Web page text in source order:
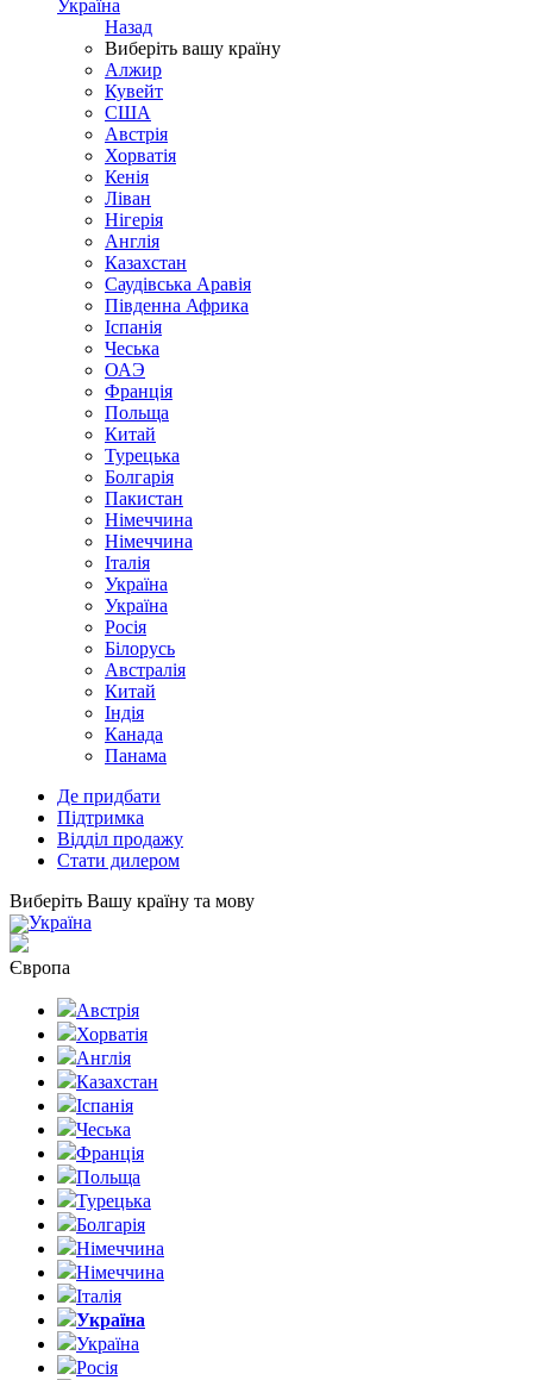
Україна
Назад
Виберіть вашу країну
Алжир
Кувейт
США
Австрія
Хорватія
Кенія
Ліван
Нігерія
Англія
Казахстан
Саудівська Аравія
Південна Африка
Іспанія
Чеська
ОАЭ
Франція
Польща
Китай
Турецька
Болгарія
Пакистан
Німеччина
Німеччина
Італія
Україна
Україна
Росія
Білорусь
Австралія
Китай
Індія
Канада
Панама
Де придбати
Підтримка
Відділ продажу
Стати дилером
Виберіть Вашу країну та мову
Україна
Європа
Австрія
Хорватія
Англія
Казахстан
Іспанія
Чеська
Франція
Польща
Турецька
Болгарія
Німеччина
Німеччина
Італія
Україна
Україна
Росія